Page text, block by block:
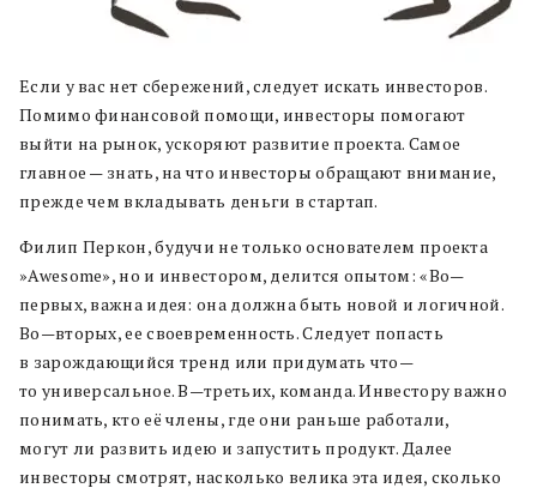
Если у вас нет сбережений, следует искать инвесторов.
Помимо финансовой помощи, инвесторы помогают
выйти на рынок, ускоряют развитие проекта. Самое
главное — знать, на что инвесторы обращают внимание,
прежде чем вкладывать деньги в стартап.
Филип Перкон,будучи не только основателем проекта
»Awesome», но и инвестором, делится опытом:«Во—
первых, важна идея: она должна быть новой и логичной.
Во—вторых,ее своевременность.Следует попасть
в зарождающийся тренд или придумать что—
то универсальное.В—третьих, команда.Инвестору важно
понимать, кто её члены, где они раньше работали,
могут ли развить идею и запустить продукт. Далее
инвесторы смотрят, насколько велика эта идея, сколько